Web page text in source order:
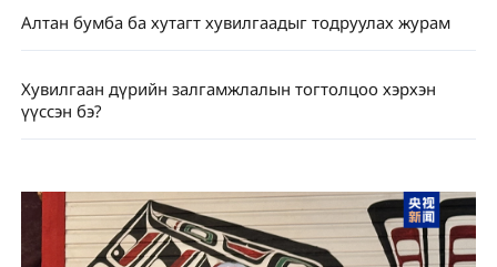
Алтан бумба ба хутагт хувилгаадыг тодруулах журам
Хувилгаан дүрийн залгамжлалын тогтолцоо хэрхэн
үүссэн бэ?